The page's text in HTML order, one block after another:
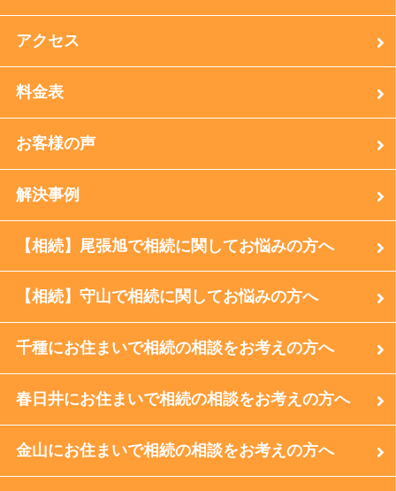
アクセス
料金表
お客様の声
解決事例
【相続】尾張旭で相続に関してお悩みの方へ
【相続】守山で相続に関してお悩みの方へ
千種にお住まいで相続の相談をお考えの方へ
春日井にお住まいで相続の相談をお考えの方へ
金山にお住まいで相続の相談をお考えの方へ